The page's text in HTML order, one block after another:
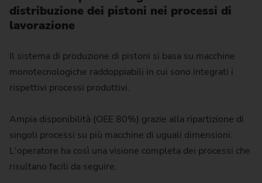
distribuzione dei pistoni nei processi di
lavorazione
Il sistema di produzione di pistoni si basa su macchine
monotecnologiche raddoppiabili in cui sono integrati i
rispettivi processi produttivi.
Ampia disponibilità (OEE 80%) grazie alla ripartizione di
singoli processi su più macchine di uguali dimensioni.
L'operatore ha così una visione completa dei processi che
risultano facili da seguire.